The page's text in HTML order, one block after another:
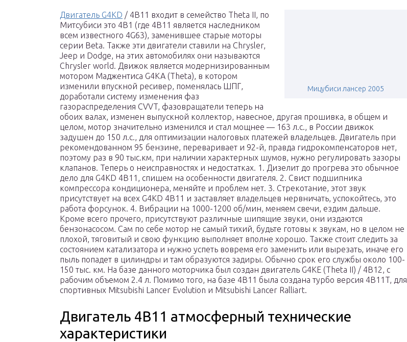
Мицубиси лансер 2005
Двигатель G4KD / 4B11 входит в семейство Theta II, по
Митсубиси это 4B1 (где 4B11 является наследником
всем известного 4G63), заменившее старые моторы
серии Beta. Также эти двигатели ставили на Chrysler,
Jeep и Dodge, на этих автомобилях они называются
Chrysler world. Движок является модернизированным
мотором Маджентиса G4KA (Theta), в котором
изменили впускной ресивер, поменялась ШПГ,
доработали систему изменения фаз
газораспределения CVVT, фазовращатели теперь на
обоих валах, изменен выпускной коллектор, навесное, другая прошивка, в общем и
целом, мотор значительно изменился и стал мощнее — 163 л.с., в России движок
задушен до 150 л.с., для оптимизации налоговых платежей владельцев. Двигатель при
рекомендованном 95 бензине, переваривает и 92-й, правда гидрокомпенсаторов нет,
поэтому раз в 90 тыс.км, при наличии характерных шумов, нужно регулировать зазоры
клапанов. Теперь о неисправностях и недостатках. 1. Дизелит до прогрева это обычное
дело для G4KD 4B11, спишем на особенности двигателя. 2. Свист подшипника
компрессора кондиционера, меняйте и проблем нет. 3. Стрекотание, этот звук
присутствует на всех G4KD 4B11 и заставляет владельцев нервничать, успокойтесь, это
работа форсунок. 4. Вибрации на 1000-1200 об/мин, меняем свечи, ездим дальше.
Кроме всего прочего, присутствуют различные шипящие звуки, они издаются
бензонасосом. Сам по себе мотор не самый тихий, будьте готовы к звукам, но в целом не
плохой, тяговитый и свою функцию выполняет вполне хорошо. Также стоит следить за
состоянием катализатора и нужно успеть вовремя его заменить или вырезать, иначе его
пыль попадет в цилиндры и там образуются задиры. Обычно срок его службы около 100-
150 тыс. км. На базе данного моторчика был создан двигатель G4KE (Theta II) / 4B12, с
рабочим объемом 2.4 л. Помимо того, на базе 4B11 была создана турбо версия 4B11T, для
спортивных Mitsubishi Lancer Evolution и Mitsubishi Lancer Ralliart.
Двигатель 4B11 атмосферный технические
характеристики